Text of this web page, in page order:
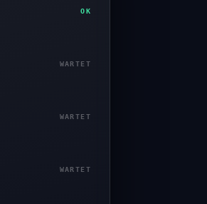
OK
LÄUFT
WARTET
WARTET